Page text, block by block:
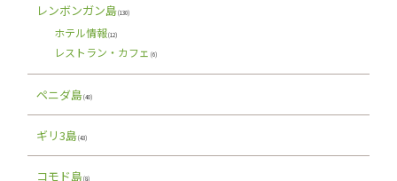
レンボンガン島(130)
ホテル情報(12)
レストラン・カフェ (6)
ペニダ島(40)
ギリ3島(43)
コモド島(8)